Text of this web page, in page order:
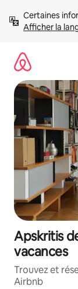
directement
Afficher la
Apskritis
vacances
Trouvez et
Airbnb